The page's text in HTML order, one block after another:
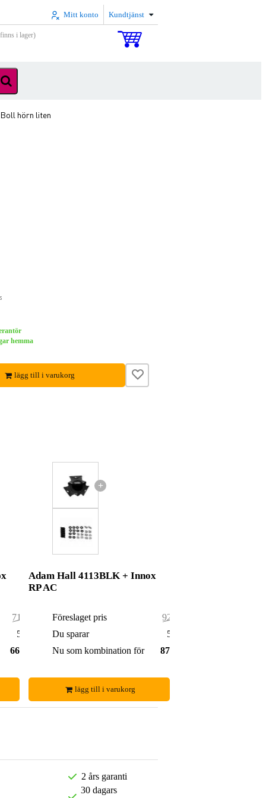
Mitt konto Kundtjänst
i lager)
hörn liten
hemma
lägg till i varukorg
71,00 kr
5,00 kr
66,00 kr
+
Adam Hall 4113BLK + Innox
RP AC
Föreslaget pris
92,00 kr
Du sparar
5,00 kr
Nu som kombination för
87,00 kr
lägg till i varukorg
2 års garanti
30 dagars